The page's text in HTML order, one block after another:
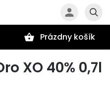
Prázdny košík
XO 40% 0,7l